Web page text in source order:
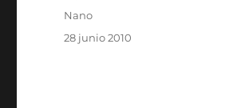
Autor
Nano
Publicado
28 junio 2010